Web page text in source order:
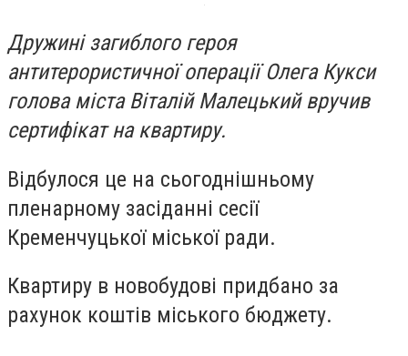
Дружині загиблого героя
антитерористичної операції Олега Кукси
голова міста Віталій Малецький вручив
сертифікат на квартиру.
Відбулося це на сьогоднішньому
пленарному засіданні сесії
Кременчуцької міської ради.
Квартиру в новобудові придбано за
рахунок коштів міського бюджету.